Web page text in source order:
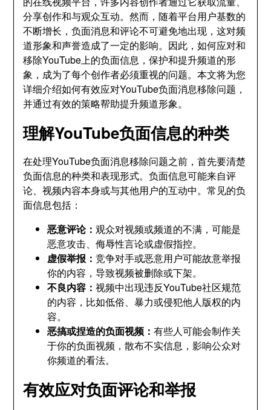
分享创作和与观众互动。然而，随着平台用户基数的
不断增长，负面消息和评论不可避免地出现，这对频
道形象和声誉造成了一定的影响。因此，如何应对和
移除YouTube上的负面信息，保护和提升频道的形
象，成为了每个创作者必须重视的问题。本文将为您
详细介绍如何有效应对YouTube负面消息移除问题，
并通过有效的策略帮助提升频道形象。
理解YouTube负面信息的种类
在处理YouTube负面消息移除问题之前，首先要清楚
负面信息的种类和表现形式。负面信息可能来自评
论、视频内容本身或与其他用户的互动中。常见的负
面信息包括：
恶意评论：观众对视频或频道的不满，可能是
恶意攻击、侮辱性言论或虚假指控。
虚假举报：竞争对手或恶意用户可能故意举报
你的内容，导致视频被删除或下架。
不良内容：视频中出现违反YouTube社区规范
的内容，比如低俗、暴力或侵犯他人版权的内
容。
恶搞或捏造的负面视频：有些人可能会制作关
于你的负面视频，散布不实信息，影响公众对
你频道的看法。
有效应对负面评论和举报